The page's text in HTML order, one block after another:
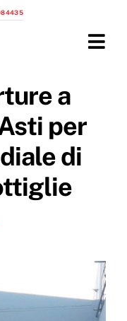
a
per
di